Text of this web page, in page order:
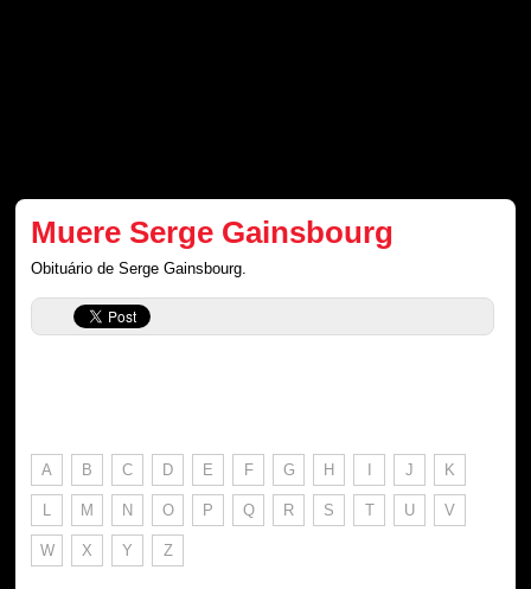
Muere Serge Gainsbourg
Obituário de Serge Gainsbourg.
A B C D E F G H I J K
L M N O P Q R S T U V
W X Y Z